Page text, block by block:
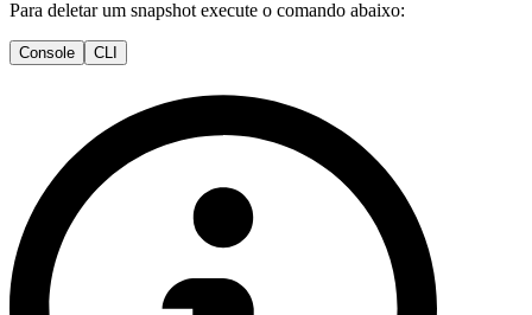
Para deletar um snapshot execute o comando abaixo:
Console CLI